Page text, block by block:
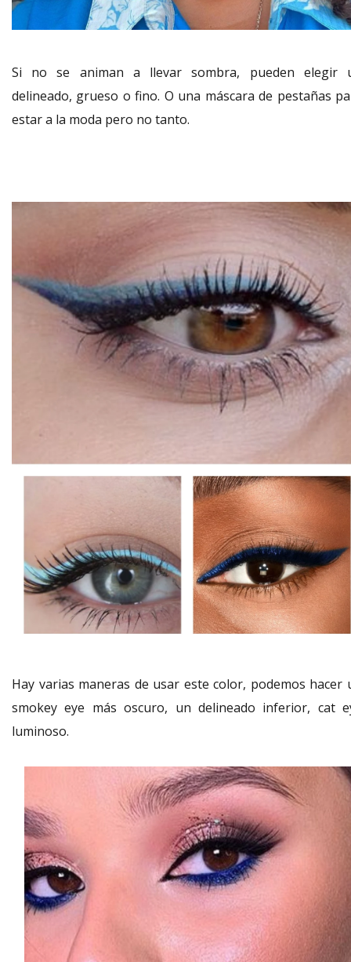
Si no se animan a llevar sombra, pueden elegir
delineado, grueso o fino. O una máscara de pestañas
estar a la moda pero no tanto.
Hay varias maneras de usar este color, podemos hacer
smokey eye más oscuro, un delineado inferior, cat
luminoso.